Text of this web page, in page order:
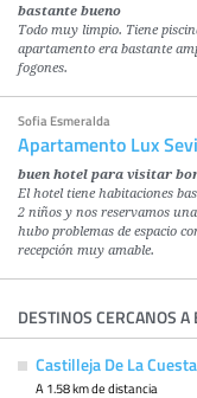
bastante bueno
Todo muy limpio. Tiene
apartamento era bastante
fogones.
Sofia Esmeralda
Apartamento Lux
buen hotel para visitar
El hotel tiene habitaciones
2 niños y nos reservamos
hubo problemas de espacio
recepción muy amable.
DESTINOS CERCANOS A
Castilleja De La Cuesta
A 1.58 km de distancia